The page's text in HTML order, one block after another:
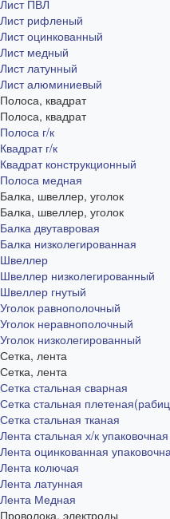
Лист ПВЛ
Лист рифленый
Лист оцинкованный
Лист медный
Лист латунный
Лист алюминиевый
Полоса, квадрат
Полоса, квадрат
Полоса г/к
Квадрат г/к
Квадрат конструкционный
Полоса медная
Балка, швеллер, уголок
Балка, швеллер, уголок
Балка двутавровая
Балка низколегированная
Швеллер
Швеллер низколегированный
Швеллер гнутый
Уголок равнополочный
Уголок неравнополочный
Уголок низколегированный
Сетка, лента
Сетка, лента
Сетка стальная сварная
Сетка стальная
Сетка стальная тканая
Лента стальная х/к упаковочная
Лента оцинкованная
Лента колючая
Лента латунная
Лента Медная
Проволока, электроды